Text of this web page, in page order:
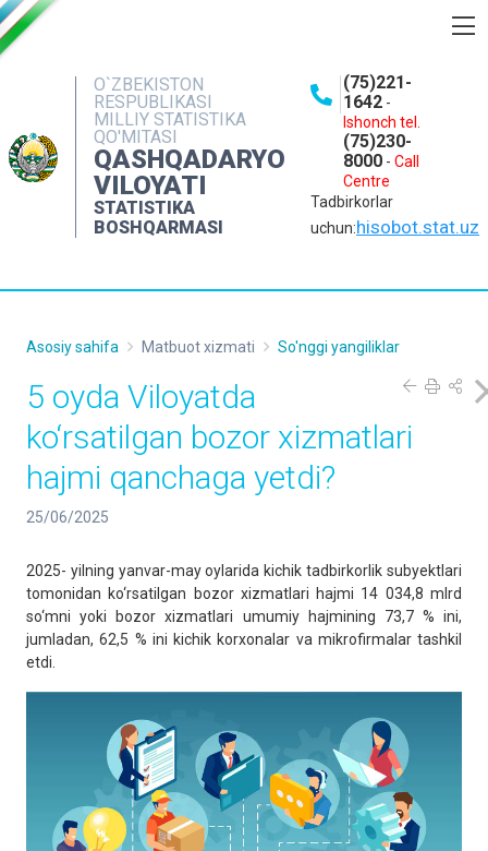
O`ZBEKISTON
RESPUBLIKASI
MILLIY STATISTIKA
QO'MITASI
QASHQADARYO
VILOYATI
STATISTIKA
BOSHQARMASI
(75)221-
1642 -
Ishonch tel.
(75)230-
8000 - Call
Centre
Tadbirkorlar
uchun:hisobot.stat.uz
OCHIQ MA'LUMOTLAR
NASHRLAR
INTERAKTIV XIZMATLAR
MATBUOT XIZMATI
KONTAKTLAR
Asosiy sahifa Matbuot xizmati So'nggi yangiliklar
5 oyda Viloyatda
ko‘rsatilgan bozor xizmatlari
hajmi qanchaga yetdi?
25/06/2025
2025- yilning yanvar-may oylarida kichik tadbirkorlik subyektlari
tomonidan ko‘rsatilgan bozor xizmatlari hajmi 14 034,8 mlrd
so‘mni yoki bozor xizmatlari umumiy hajmining 73,7 % ini,
jumladan, 62,5 % ini kichik korxonalar va mikrofirmalar tashkil
etdi.